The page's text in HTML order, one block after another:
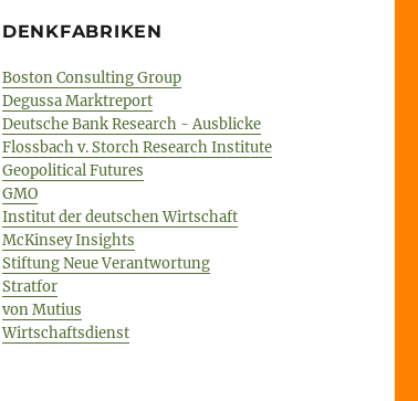
DENKFABRIKEN
Boston Consulting Group
Degussa Marktreport
Deutsche Bank Research - Ausblicke
Flossbach v. Storch Research Institute
Geopolitical Futures
GMO
Institut der deutschen Wirtschaft
McKinsey Insights
Stiftung Neue Verantwortung
Stratfor
von Mutius
Wirtschaftsdienst